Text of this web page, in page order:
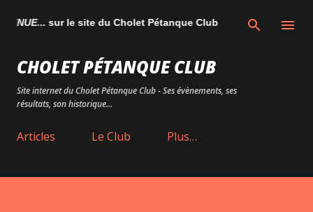
Accéder au contenu principal
sur le site du Cholet Pétanque Club
CHOLET PÉTANQUE CLUB
Site internet du Cholet Pétanque Club - Ses évènements, ses
résultats, son historique...
Articles Le Club Plus…